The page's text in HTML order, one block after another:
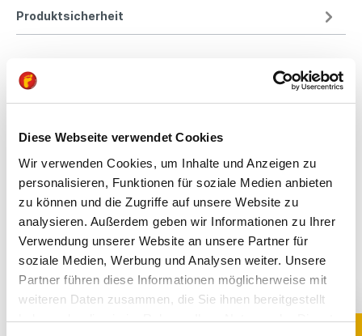
Diese Webseite verwendet Cookies
Wir verwenden Cookies, um Inhalte und Anzeigen zu
personalisieren, Funktionen für soziale Medien anbieten
zu können und die Zugriffe auf unsere Website zu
analysieren. Außerdem geben wir Informationen zu Ihrer
Verwendung unserer Website an unsere Partner für
soziale Medien, Werbung und Analysen weiter. Unsere
Partner führen diese Informationen möglicherweise mit
weiteren Daten zusammen, die Sie ihnen bereitgestellt
haben oder die sie im Rahmen Ihrer Nutzung der Dienste
Produktsicherheit
All unsere Schuhe sind
auf die Bedürfnisse
von Kindern
bieten optimalen Halt,
fördern die natürliche
Fußentwicklung und
sind aus
hochwertigen,